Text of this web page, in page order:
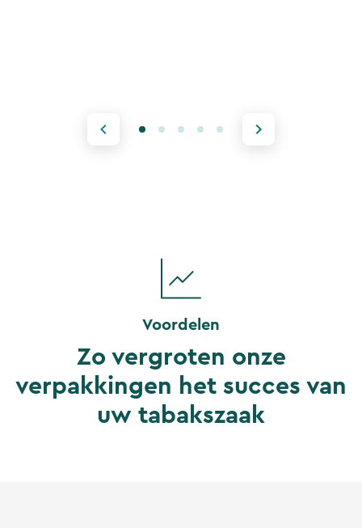
Voordelen
Zo vergroten onze
verpakkingen het succes van
uw tabakszaak